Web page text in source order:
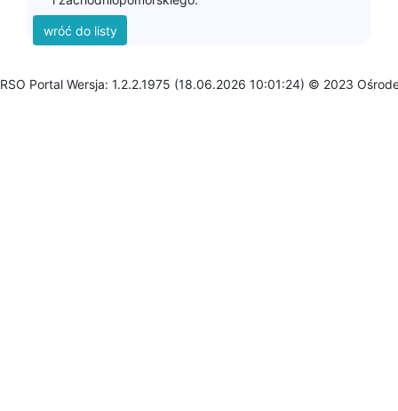
RSO Portal Wersja: 1.2.2.1975 (18.06.2026 10:01:24) © 2023